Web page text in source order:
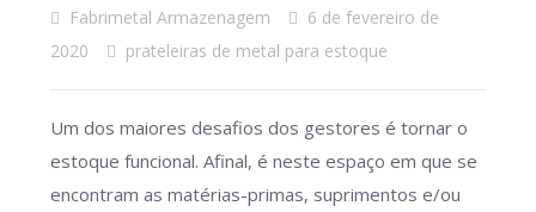
Fabrimetal Armazenagem
6 de fevereiro de
2020
prateleiras de metal para estoque
Um dos maiores desafios dos gestores é tornar o
estoque funcional. Afinal, é neste espaço em que se
encontram as matérias-primas, suprimentos e/ou